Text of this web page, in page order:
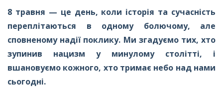
8 травня — це день, коли історія та сучасність
переплітаються в одному болючому, але
сповненому надії поклику. Ми згадуємо тих, хто
зупинив нацизм у минулому столітті, і
вшановуємо кожного, хто тримає небо над нами
сьогодні.